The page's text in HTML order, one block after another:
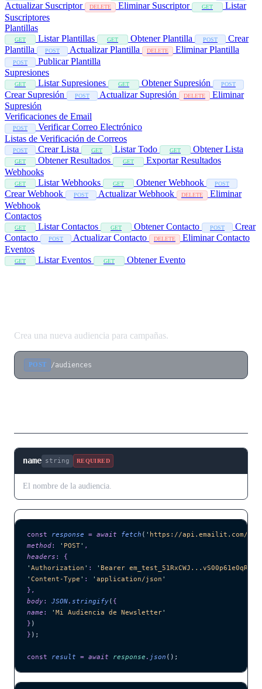
Actualizar Suscriptor DELETE Eliminar Suscriptor GET
Listar
Suscriptores
Plantillas
GET Listar Plantillas GET Obtener Plantilla POST
Crear
Plantilla
POST Actualizar Plantilla DELETE Eliminar Plantilla
POST
Publicar Plantilla
Supresiones
GET Listar Supresiones GET Obtener Supresión POST
Crear Supresión POST Actualizar Supresión DELETE
Eliminar
Supresión
Verificaciones de Email
POST
Verificar Correo Electrónico
Listas de Verificación de Correos
POST Crear Lista GET Listar Todo GET Obtener Lista
GET Obtener Resultados GET
Exportar Resultados
Webhooks
GET Listar Webhooks GET Obtener Webhook POST
Crear Webhook POST Actualizar Webhook DELETE
Eliminar
Webhook
Contactos
GET Listar Contactos GET Obtener Contacto POST
Crear
Contacto
POST Actualizar Contacto DELETE
Eliminar Contacto
Eventos
GET Listar Eventos GET Obtener Evento
Crea una nueva audiencia para campañas.
POST /audiences
name string REQUIRED
El nombre de la audiencia.
const response = await fetch ( ' https://api.emailit.com/v2/
method: ' POST' ,
headers :
{
' Authorization ' : ' Bearer em_test_51RxCWJ...vS00p61e0qRE
' Content-Type ' : ' application/json '
},
body: JSON. stringify( {
name : ' Mi Audiencia de Newsletter'
} )
} );
const result = await response . json ();